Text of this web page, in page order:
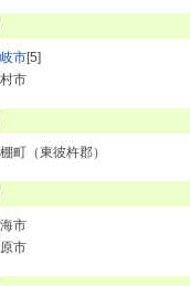
市[5]
市
町（東彼杵郡）
市
市